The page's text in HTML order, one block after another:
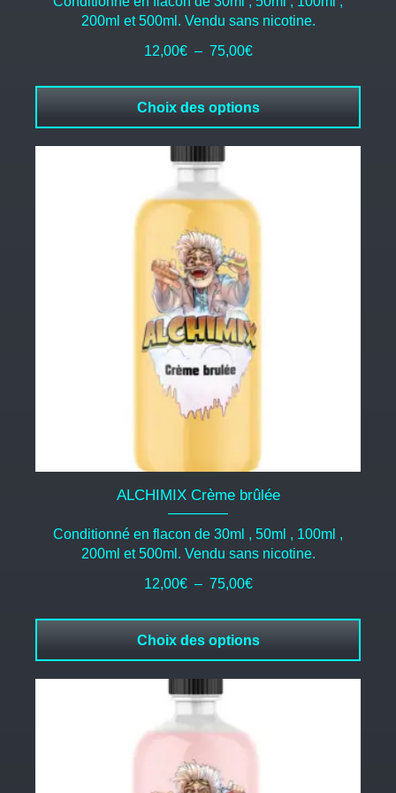
200ml et 500ml. Vendu sans nicotine.
12,00€ – 75,00€Plage
prix :
12,00€
à
75,00€
Choix des options
ALCHIMIX Crème brûlée
Conditionné en flacon de 30ml , 50ml , 100ml ,
200ml et 500ml. Vendu sans nicotine.
12,00€ – 75,00€Plage
prix :
12,00€
à
75,00€
Choix des options